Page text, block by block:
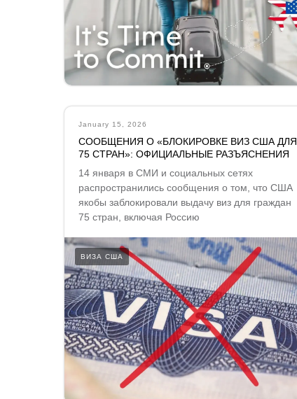
January 15, 2026
СООБЩЕНИЯ О «БЛОКИРОВКЕ ВИЗ США ДЛЯ
75 СТРАН»: ОФИЦИАЛЬНЫЕ РАЗЪЯСНЕНИЯ
14 января в СМИ и социальных сетях
распространились сообщения о том, что США
якобы заблокировали выдачу виз для граждан
75 стран, включая Россию
ВИЗА США